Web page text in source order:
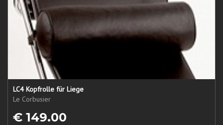
LC4 Kopfrolle für Liege
Le Corbusier
€ 149.00